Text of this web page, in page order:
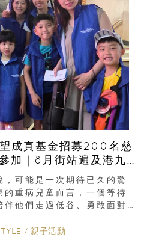
成真基金招募200名慈
加｜8月街站遍及港九
可能是一次期待已久的驚
重病兒童而言，一個等待
他們走過低谷、勇敢面對
/ 親子活動